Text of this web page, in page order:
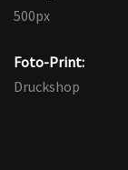
500px
Foto-Print:
Druckshop